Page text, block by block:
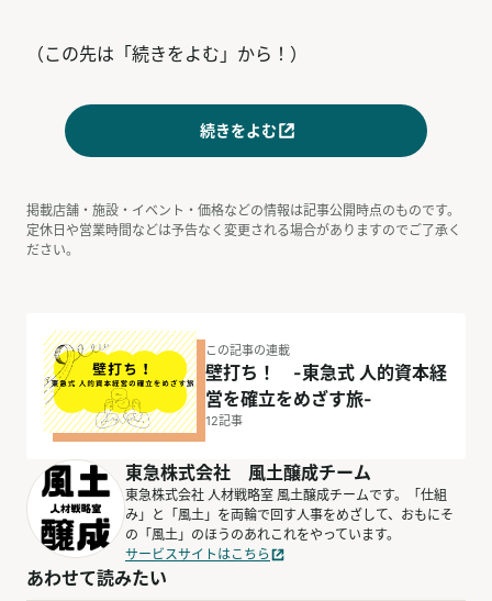
（この先は「続きをよむ」から！）
続きをよむ
掲載店舗・施設・イベント・価格などの情報は記事公開時点のものです。
定休日や営業時間などは予告なく変更される場合がありますのでご了承く
ださい。
この記事の連載
壁打ち！ -東急式 人的資本経
営を確立をめざす旅-
12記事
東急株式会社 風土醸成チーム
東急株式会社 人材戦略室 風土醸成チームです。「仕組
み」と「風土」を両輪で回す人事をめざして、おもにそ
の「風土」のほうのあれこれをやっています。
サービスサイトはこちら
あわせて読みたい